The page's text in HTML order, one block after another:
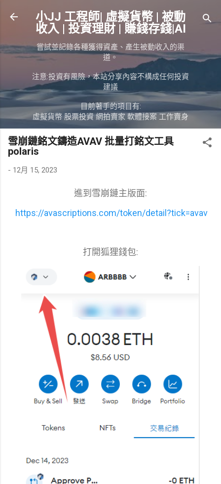
跳到主要內容
小JJ 工程師| 虛擬貨幣 | 被動
收入 | 投資理財 | 賺錢存錢|AI
嘗試並記錄各種獲得資產、產生被動收入的渠
道。
注意:投資有風險，本站分享內容不構成任何投資
建議
目前著手的項目有:
虛擬貨幣 股票投資 網拍賣家 軟體接案 工作賣身
雪崩鏈銘文鑄造AVAV 批量打銘文工具
polaris
- 12月 15, 2023
進到雪崩鏈主版面:
https://avascriptions.com/token/detail?tick=avav
打開狐狸錢包: